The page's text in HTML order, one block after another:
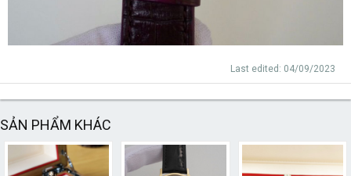
Last edited: 04/09/2023
SẢN PHẨM KHÁC